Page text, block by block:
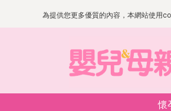
為提供您更多優質的內容，本網站使用
懷